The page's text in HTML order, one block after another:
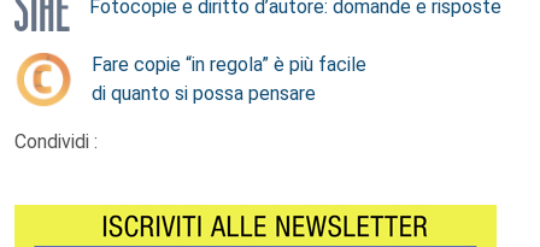
Fotocopie e diritto d’autore: domande e risposte
Fare copie “in regola” è più facile
di quanto si possa pensare
Condividi :